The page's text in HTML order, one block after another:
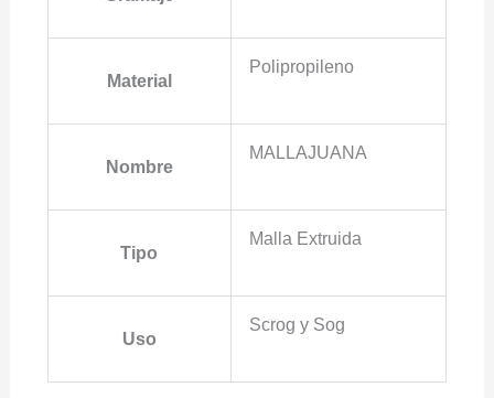
Material
Polipropileno
Nombre
MALLAJUANA
Tipo
Malla Extruida
Uso
Scrog y Sog